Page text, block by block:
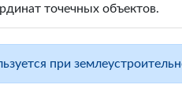
точечных объектов.
при